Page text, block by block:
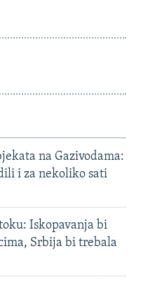
na Gazivodama:
i za nekoliko sati
Iskopavanja bi
Srbija bi trebala